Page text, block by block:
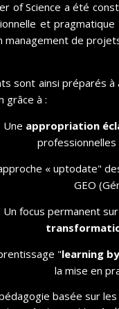
of Science a été
et
management de
sont ainsi préparés
grâce à :
Une appropriation
« uptodate"
GEO
Un focus permanent sur
"learning
la mise en
basée sur les
Cultivez
de vos